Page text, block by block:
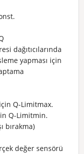
dağıtıcılarında
yapması için
Q-Limitmax.
Q-Limitmin.
bırakma)
değer sensörü